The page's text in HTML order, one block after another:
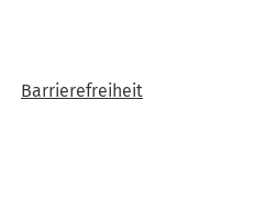
Barrierefreiheit